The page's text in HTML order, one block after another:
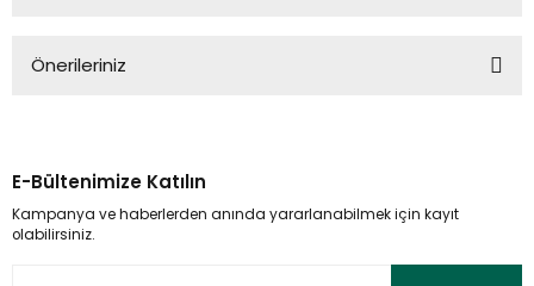
Önerileriniz
kullanarak tarafımıza iletebilirsiniz.
Görüş ve önerileriniz için teşekkür ederiz.
E-Bültenimize Katılın
Kampanya ve haberlerden anında yararlanabilmek için kayıt
olabilirsiniz.